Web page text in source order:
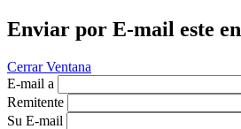
Enviar por E-mail este
Cerrar Ventana
E-mail a
Remitente
Su E-mail